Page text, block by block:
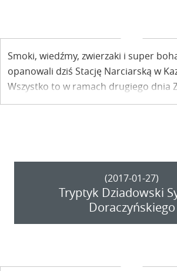
Smoki, wiedźmy, zwierzaki i super
opanowali dziś Stację Narciarską w
Wszystko to w ramach drugiego dnia
czyli białego szaleństwa bez spinki.
(2017-01-27)
Tryptyk Dziadowski
Doraczyńskiego